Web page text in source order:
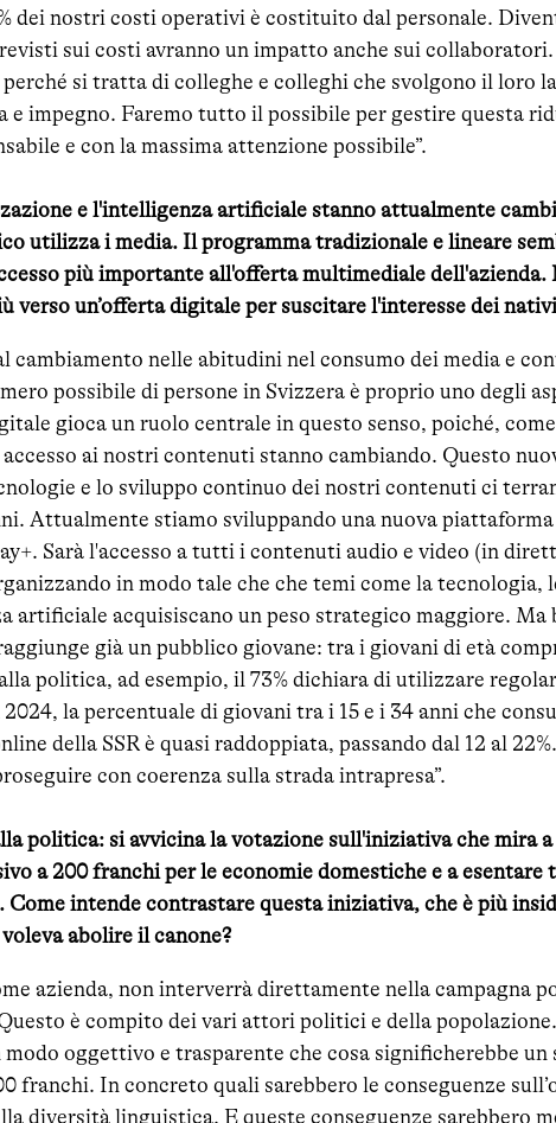
dei nostri costi operativi è costituito dal personale.
sui costi avranno un impatto anche sui
si tratta di colleghe e colleghi che svolgono il loro
e impegno. Faremo tutto il possibile per gestire questa
e con la massima attenzione possibile”.
e l'intelligenza artificiale stanno attualmente
utilizza i media. Il programma tradizionale e lineare
più importante all'offerta multimediale dell'azienda.
verso un’offerta digitale per suscitare l'interesse dei
cambiamento nelle abitudini nel consumo dei media e
possibile di persone in Svizzera è proprio uno degli
gioca un ruolo centrale in questo senso, poiché,
ai nostri contenuti stanno cambiando. Questo
e lo sviluppo continuo dei nostri contenuti ci
Attualmente stiamo sviluppando una nuova
Sarà l'accesso a tutti i contenuti audio e video (in
in modo tale che che temi come la tecnologia,
artificiale acquisiscano un peso strategico maggiore. Ma
già un pubblico giovane: tra i giovani di età
politica, ad esempio, il 73% dichiara di utilizzare
la percentuale di giovani tra i 15 e i 34 anni che
della SSR è quasi raddoppiata, passando dal 12 al
con coerenza sulla strada intrapresa”.
politica: si avvicina la votazione sull'iniziativa che mira a
a 200 franchi per le economie domestiche e a esentare
Come intende contrastare questa iniziativa, che è più
abolire il canone?
azienda, non interverrà direttamente nella campagna
è compito dei vari attori politici e della
oggettivo e trasparente che cosa significherebbe
franchi. In concreto quali sarebbero le conseguenze
diversità linguistica. E queste conseguenze sarebbero